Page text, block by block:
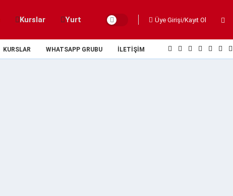
Kurslar Yurt Üye Girişi/Kayıt Ol
KURSLAR WHATSAPP GRUBU İLETIŞIM